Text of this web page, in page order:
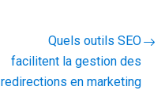
Quels outils SEO
facilitent la gestion des
redirections en marketing